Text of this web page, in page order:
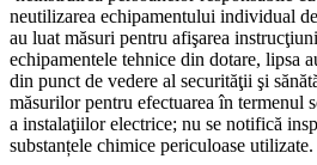
neutilizarea echipamentului individual
au luat măsuri pentru afişarea
echipamentele tehnice din dotare, lipsa
din punct de vedere al securităţii şi
măsurilor pentru efectuarea în termenul
a instalaţiilor electrice; nu se notifică
substanțele chimice periculoase utilizate.